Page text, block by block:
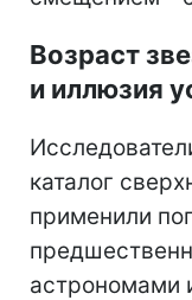
Возраст
и иллюзия
каталог
применили
астрономами